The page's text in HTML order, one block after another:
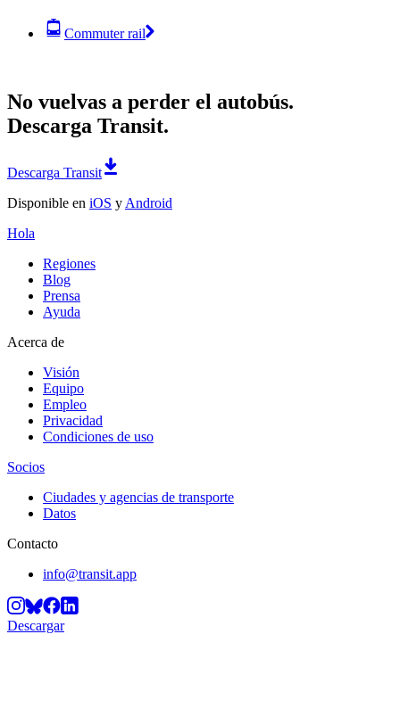
Commuter rail
No vuelvas a perder el autobús.
Descarga Transit.
Descarga Transit
Disponible en iOS y Android
Hola
Regiones
Blog
Prensa
Ayuda
Acerca de
Visión
Equipo
Empleo
Privacidad
Condiciones de uso
Socios
Ciudades y agencias de transporte
Datos
Contacto
info@transit.app
Descargar